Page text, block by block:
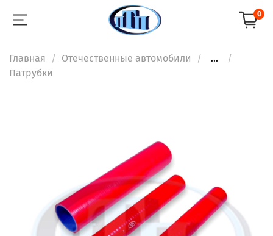
0
Главная Отечественные автомобили
...
Патрубки